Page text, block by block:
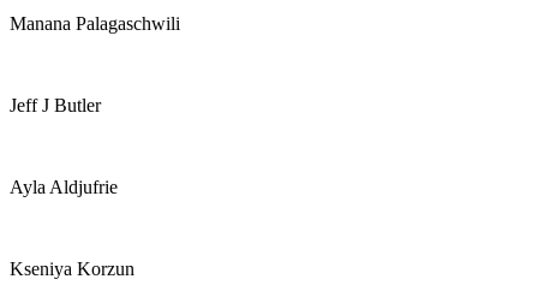
Manana Palagaschwili
Jeff J Butler
Ayla Aldjufrie
Kseniya Korzun